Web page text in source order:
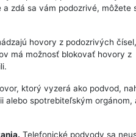
zdá sa vám podozrivé, môžete
hovory z podozrivých
má možnosť blokovať hovory z
ktorý vyzerá ako podvod,
alebo spotrebiteľským orgánom,
Telefonické podvody sa